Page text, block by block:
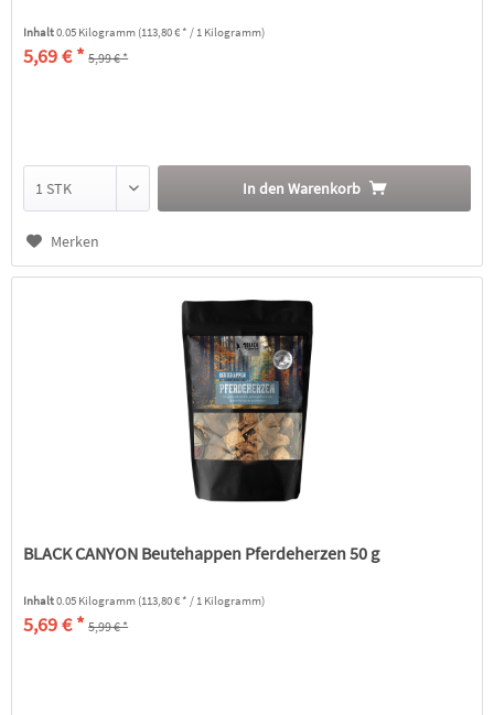
Inhalt0.05 Kilogramm (113,80 € * / 1 Kilogramm)
5,69 € * 5,99 € *
In den Warenkorb
Merken
BLACK CANYON Beutehappen Pferdeherzen 50 g
Inhalt0.05 Kilogramm (113,80 € * / 1 Kilogramm)
5,69 € * 5,99 € *